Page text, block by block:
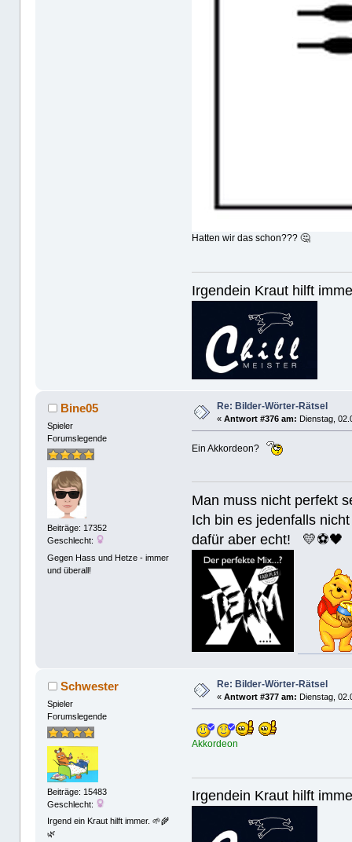
Hatten wir das schon??? 🤔
Irgendein Kraut hilft
Bine05
Spieler
Forumslegende
Beiträge: 17352
Geschlecht:
Gegen Hass und Hetze - immer
und überall!
Re: Bilder-Wörter-Rätsel
«Antwort #376 am: Dienstag,
Ein Akkordeon?
Man muss nicht
Ich bin es jedenfalls
dafür aber echt! 💛⚽️🖤
Schwester
Spieler
Forumslegende
Beiträge: 15483
Geschlecht:
Irgend ein Kraut hilft immer. 🌱🌾
🌿
Re: Bilder-Wörter-Rätsel
«Antwort #377 am: Dienstag,
Akkordeon
Irgendein Kraut hilft